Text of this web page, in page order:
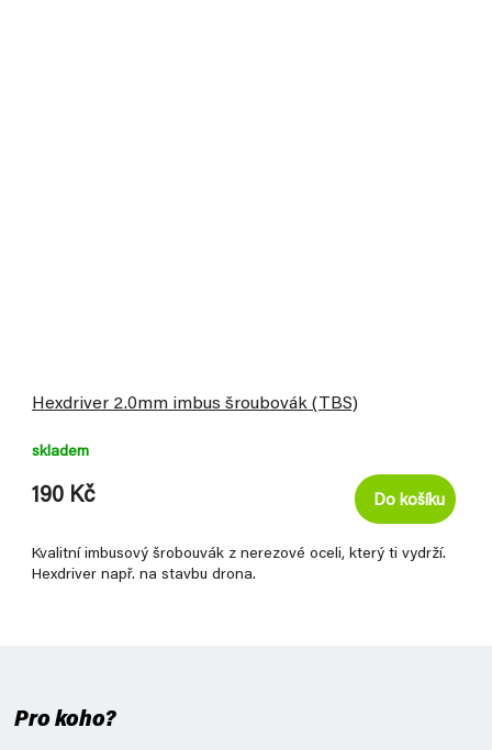
Hexdriver 2.0mm imbus šroubovák (TBS)
skladem
190 Kč Do košíku
Kvalitní imbusový šrobouvák z nerezové oceli, který ti vydrží.
Hexdriver např. na stavbu drona.
Pro koho?